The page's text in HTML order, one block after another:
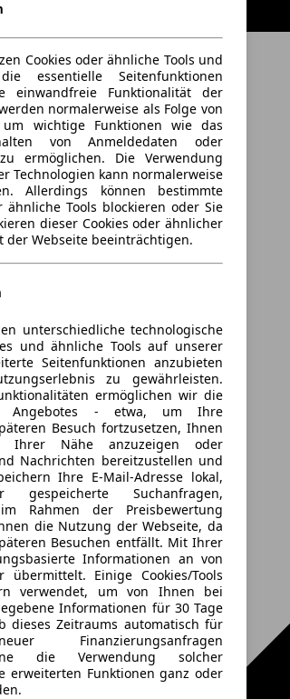
Cookies oder ähnliche Tools und
essentielle Seitenfunktionen
Funktionalität der
normalerweise als Folge von
wichtige Funktionen wie das
von Anmeldedaten oder
ermöglichen. Die Verwendung
Technologien kann normalerweise
Allerdings können bestimmte
ähnliche Tools blockieren oder Sie
dieser Cookies oder ähnlicher
der Webseite beeinträchtigen.
unterschiedliche technologische
und ähnliche Tools auf unserer
Seitenfunktionen anzubieten
zu gewährleisten.
ermöglichen wir die
Angebotes - etwa, um Ihre
Besuch fortzusetzen, Ihnen
Ihrer Nähe anzuzeigen oder
Nachrichten bereitzustellen und
Ihre E-Mail-Adresse lokal,
Suchanfragen,
Rahmen der Preisbewertung
die Nutzung der Webseite, da
Besuchen entfällt. Mit Ihrer
Informationen an von
Einige Cookies/Tools
verwendet, um von Ihnen bei
Informationen für 30 Tage
dieses Zeitraums automatisch für
Finanzierungsanfragen
die Verwendung solcher
erweiterten Funktionen ganz oder